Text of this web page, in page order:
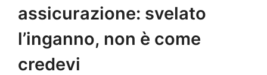
assicurazione: svelato
l’inganno, non è come
credevi